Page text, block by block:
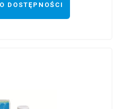
DOSTĘPNOŚCI